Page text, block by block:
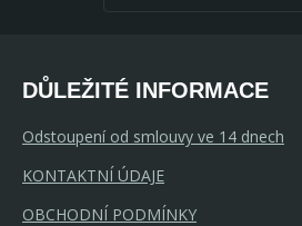
DŮLEŽITÉ INFORMACE
Odstoupení od smlouvy ve 14 dnech
KONTAKTNÍ ÚDAJE
OBCHODNÍ PODMÍNKY